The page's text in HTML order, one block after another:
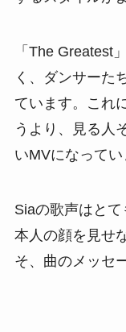
「The Greatest
く、ダンサーた
ています。これ
うより、見る人
いMVになってい
Siaの歌声はと
本人の顔を見せ
そ、曲のメッセ